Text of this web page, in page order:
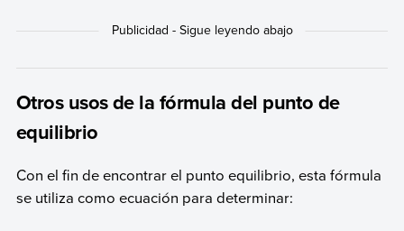
Otros usos de la fórmula del punto de
equilibrio
Con el fin de encontrar el punto equilibrio, esta fórmula
se utiliza como ecuación para determinar: